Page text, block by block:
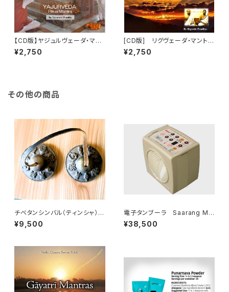
【CD版】ヤジュルヴェーダ・マン
トラ・チャンティング（詠唱）「生
命力を高める」 （Yajurveda M
¥2,750
[CD版] リグヴェーダ・マント
ラ・チャンティング（詠唱）パート1
「大自然の力の注入」 （RigVed
¥2,750
その他の商品
チベタンシンバル（ティンシャ）6.
5cm（法具の模様）
¥9,500
電子タンブーラ Saarang Mic
ro V6
¥38,500